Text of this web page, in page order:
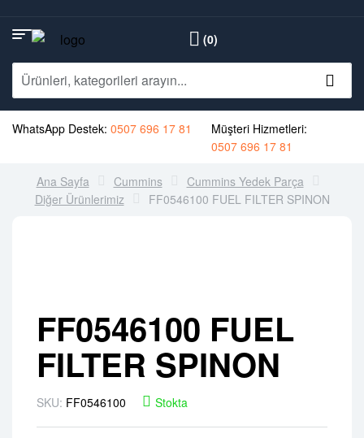
(0)
WhatsApp Destek: 0507 696 17 81
Müşteri Hizmetleri:
0507 696 17 81
Ana Sayfa Cummins
Cummins Yedek Parça
Diğer Ürünlerimiz
FF0546100 FUEL FILTER SPINON
FF0546100 FUEL
FILTER SPINON
SKU: FF0546100 Stokta